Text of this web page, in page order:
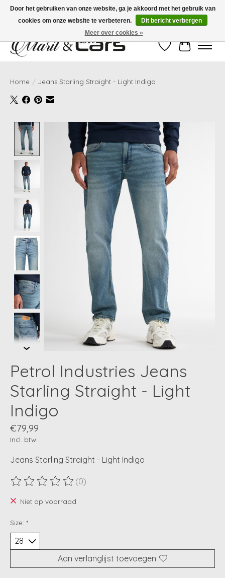
Gratis verzending vanaf €99,- | Voor 16:00 uur besteld, vandaag verzonden!
Verlanglijst
Home / Jeans Starling Straight - Light Indigo
Product image slideshow Items
Petrol Industries Jeans
Starling Straight - Light
Indigo
€79,99
Incl. btw
Jeans Starling Straight - Light Indigo
De beoordeling van dit product is
(0)
Niet op voorraad
Size: *
Aan verlanglijst toevoegen
Door het gebruiken van onze website, ga je akkoord met het gebruik van
cookies om onze website te verbeteren.
Dit bericht verbergen
Meer over cookies »